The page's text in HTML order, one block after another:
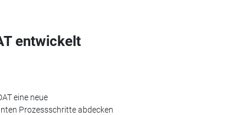
entwickelt
eine neue
Prozessschritte abdecken